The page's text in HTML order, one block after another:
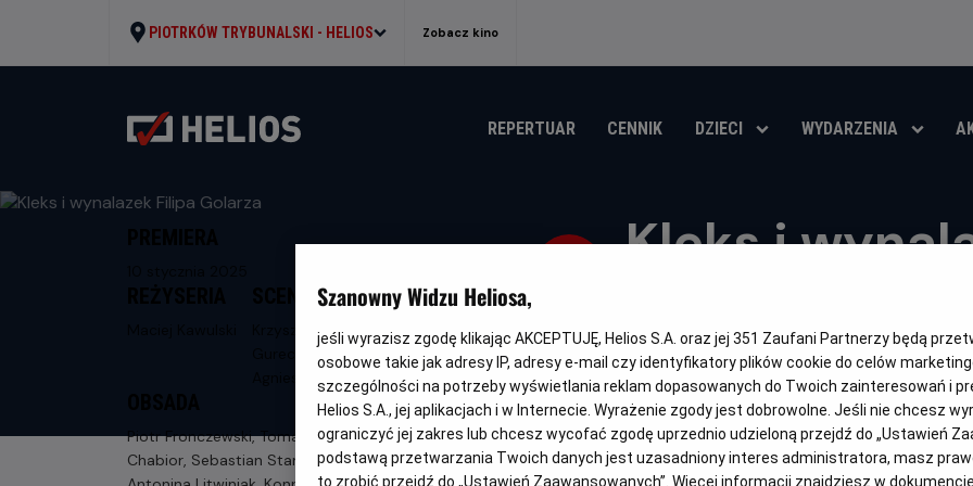
PIOTRKÓW TRYBUNALSKI - HELIOS Zobacz kino
REPERTUAR CENNIK DZIECI WYDARZENIA
Kleks i
Gatunek
Fantasy / Przygodowy / Familijny
Minimalny
wiek
Od 7 latCzas
trwania
116 min
Kraj
i
rok
OBSERWUJ
SCENARIUSZ
Krzysztof
Gureczny,
Piotr Fronczewski, Tomasz Kot, Janusz
Chabior, Sebastian Stankiewicz,
Szanowny Widzu Heliosa,
jeśli wyrazisz zgodę klikając AKCEPTUJĘ, Helios S.A. oraz jej 351 Zaufani Partnerzy będą
osobowe takie jak adresy IP, adresy e-mail czy identyfikatory plików cookie do celów
szczególności na potrzeby wyświetlania reklam dopasowanych do Twoich zainteresowań i
Helios S.A., jej aplikacjach i w Internecie. Wyrażenie zgody jest dobrowolne. Jeśli nie chcesz
ograniczyć jej zakres lub chcesz wycofać zgodę uprzednio udzieloną przejdź do „Ustawień
podstawą przetwarzania Twoich danych jest uzasadniony interes administratora, masz
to zrobić przejdź do „Ustawień Zaawansowanych”. Więcej informacji znajdziesz w dokumencie